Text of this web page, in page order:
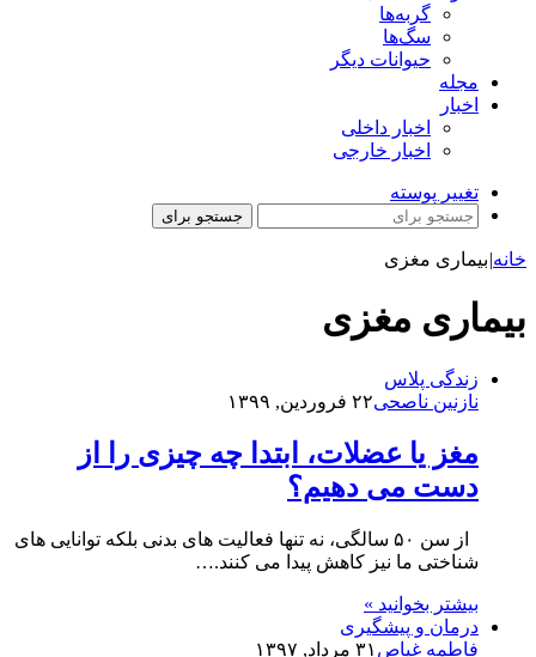
گربه‌ها
سگ‌ها
حیوانات دیگر
مجله
اخبار
اخبار داخلی
اخبار خارجی
تغییر پوسته
جستجو برای
خانه|بیماری مغزی
بیماری مغزی
زندگی پلاس
نازنین ناصحی۲۲ فروردین, ۱۳۹۹
مغز یا عضلات، ابتدا چه چیزی را از
دست می دهیم؟
از سن ۵۰ سالگی، نه تنها فعالیت های بدنی بلکه توانایی های
شناختی ما نیز کاهش پیدا می کنند.…
بیشتر بخوانید »
درمان و پیشگیری
فاطمه غیاص ۳۱ مرداد, ۱۳۹۷